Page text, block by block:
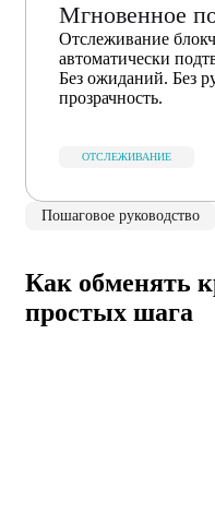
Мгновенное
Отслеживание
автоматически
Без ожиданий. Без
прозрачность.
ОТСЛЕЖИВАНИЕ
Пошаговое руководство
Как обменять
простых шага